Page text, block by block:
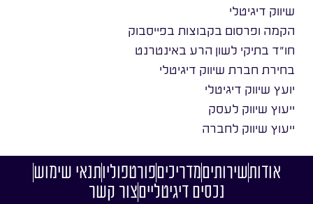
שיווק דיגיטלי
הקמה ופרסום בקבוצות בפייסבוק
חו״ד בתיקי לשון הרע באינטרנט
בחירת חברת שיווק דיגיטלי
יועץ שיווק דיגיטלי
ייעוץ שיווק לעסק
ייעוץ שיווק לחברה
אודותשירותיםמדריכיםפורטפוליותנאי שימוש
נכסים דיגיטלייםצור קשר